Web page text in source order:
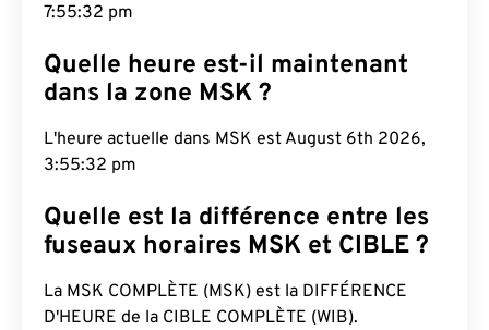
7:55:33 pm
Quelle heure est-il maintenant
dans la zone MSK ?
L'heure actuelle dans MSK est August 6th 2026,
3:55:33 pm
Quelle est la différence entre les
fuseaux horaires MSK et CIBLE ?
La MSK COMPLÈTE (MSK) est la DIFFÉRENCE
D'HEURE de la CIBLE COMPLÈTE (WIB).